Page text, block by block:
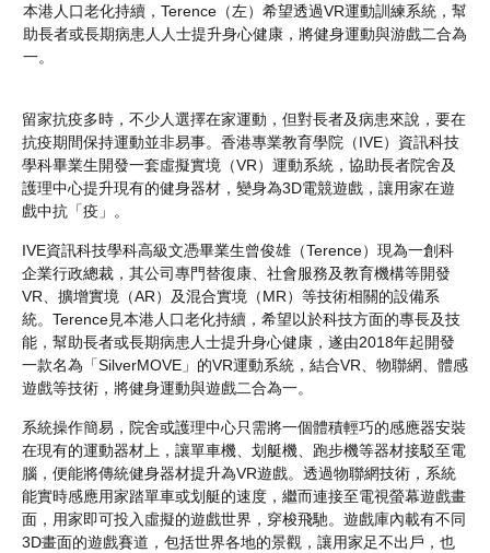
本港人口老化持續，Terence（左）希望透過VR運動訓練系統，幫
助長者或長期病患人人士提升身心健康，將健身運動與游戲二合為
一。
留家抗疫多時，不少人選擇在家運動，但對長者及病患來說，要在
抗疫期間保持運動並非易事。香港專業教育學院（IVE）資訊科技
學科畢業生開發一套虛擬實境（VR）運動系統，協助長者院舍及
護理中心提升現有的健身器材，變身為3D電競遊戲，讓用家在遊
戲中抗「疫」。
IVE資訊科技學科高級文憑畢業生曾俊雄（Terence）現為一創科
企業行政總裁，其公司專門替復康、社會服務及教育機構等開發
VR、擴增實境（AR）及混合實境（MR）等技術相關的設備系
統。Terence見本港人口老化持續，希望以於科技方面的專長及技
能，幫助長者或長期病患人士提升身心健康，遂由2018年起開發
一款名為「SilverMOVE」的VR運動系統，結合VR、物聯網、體感
遊戲等技術，將健身運動與遊戲二合為一。
系統操作簡易，院舍或護理中心只需將一個體積輕巧的感應器安裝
在現有的運動器材上，讓單車機、划艇機、跑步機等器材接駁至電
腦，便能將傳統健身器材提升為VR遊戲。透過物聯網技術，系統
能實時感應用家踏單車或划艇的速度，繼而連接至電視螢幕遊戲畫
面，用家即可投入虛擬的遊戲世界，穿梭飛馳。遊戲庫內載有不同
3D畫面的遊戲賽道，包括世界各地的景觀，讓用家足不出戶，也